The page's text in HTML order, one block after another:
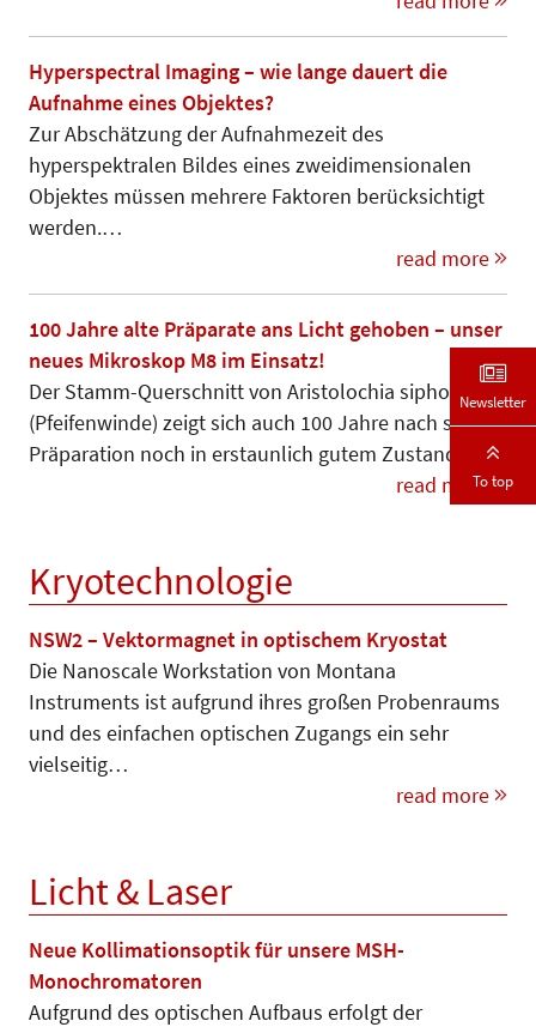
Hyperspectral Imaging – wie lange dauert die
Aufnahme eines Objektes?
Zur Abschätzung der Aufnahmezeit des
hyperspektralen Bildes eines zweidimensionalen
Objektes müssen mehrere Faktoren berücksichtigt
werden.…
read more
100 Jahre alte Präparate ans Licht gehoben – unser
neues Mikroskop M8 im Einsatz!
Der Stamm-Querschnitt von Aristo­lochia sipho
(Pfeifenwinde) zeigt sich auch 100 Jahre nach seiner
Präparation noch in erstaunlich gutem Zustand.
read more
Kryotechnologie
NSW2 – Vektormagnet in optischem Kryostat
Die Nanoscale Workstation von Montana
Instruments ist aufgrund ihres großen Probenraums
und des einfachen optischen Zugangs ein sehr
vielseitig…
read more
Licht & Laser
Neue Kollimationsoptik für unsere MSH-
Monochromatoren
Aufgrund des optischen Aufbaus erfolgt der
Newsletter
To top